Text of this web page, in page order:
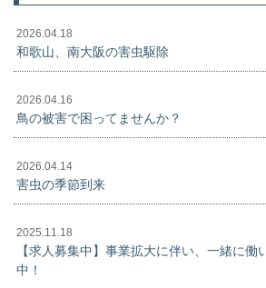
2026.04.18
和歌山、南大阪の害虫駆除
2026.04.16
鳥の被害で困ってませんか？
2026.04.14
害虫の季節到来
2025.11.18
【求人募集中】事業拡大に伴い、一緒に働
中！